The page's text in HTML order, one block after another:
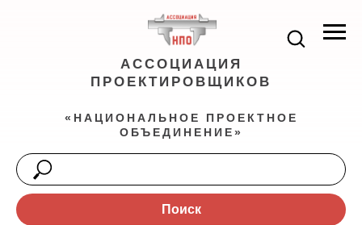
АССОЦИАЦИЯ
ПРОЕКТИРОВЩИКОВ
«НАЦИОНАЛЬНОЕ ПРОЕКТНОЕ
ОБЪЕДИНЕНИЕ»
Поиск